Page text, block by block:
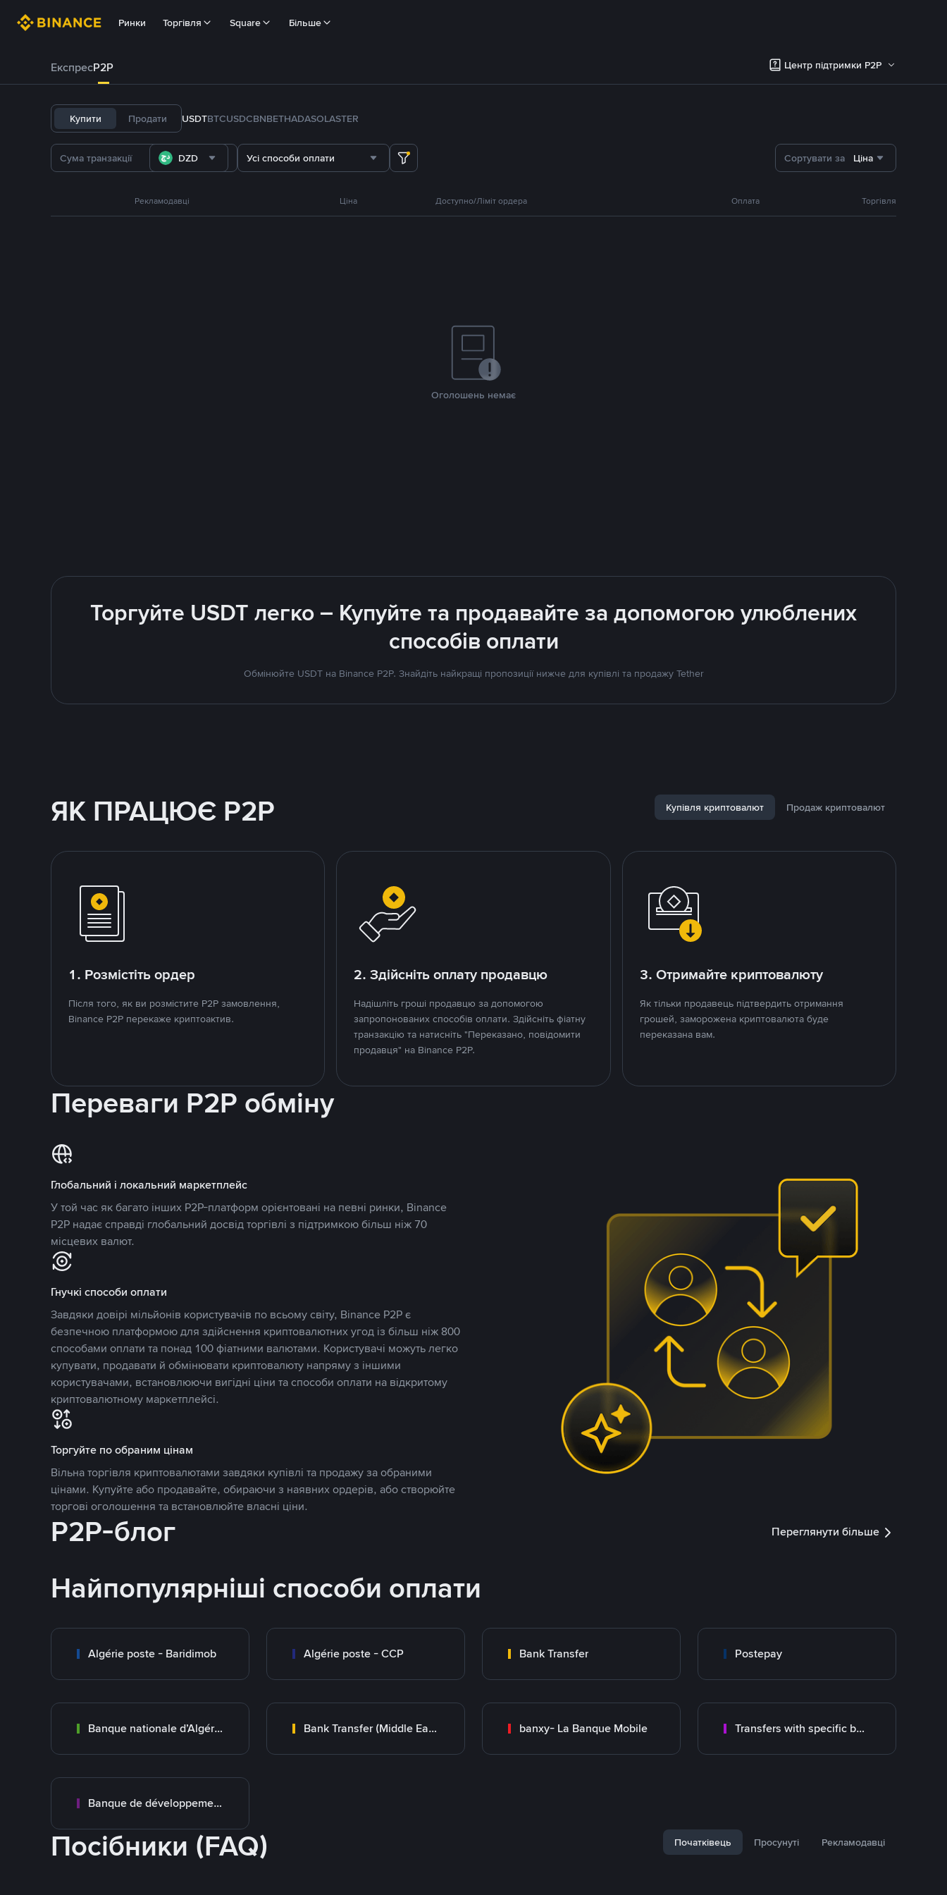
Ринки Торгівля Square Більше
ЕкспресP2P Центр підтримки P2P
Купити Продати USDTBTCUSDCBNBETHADASOLASTER
DZD Усі способи оплати Сортувати за Ціна
Рекламодавці Ціна Доступно/Ліміт ордера Оплата Торгівля
Оголошень немає
Торгуйте USDT легко – Купуйте та продавайте за допомогою улюблених
способів оплати
Обмінюйте USDT на Binance P2P. Знайдіть найкращі пропозиції нижче для купівлі та продажу Tether
ЯК ПРАЦЮЄ P2P Купівля криптовалют Продаж криптовалют
1. Розмістіть ордер
Після того, як ви розмістите P2P замовлення,
Binance P2P перекаже криптоактив.
2. Здійсніть оплату продавцю
Надішліть гроші продавцю за допомогою
запропонованих способів оплати. Здійсніть фіатну
транзакцію та натисніть "Переказано, повідомити
продавця" на Binance P2P.
3. Отримайте криптовалюту
Як тільки продавець підтвердить отримання
грошей, заморожена криптовалюта буде
переказана вам.
Переваги P2P обміну
Глобальний і локальний маркетплейс
У той час як багато інших P2P-платформ орієнтовані на певні ринки, Binance
P2P надає справді глобальний досвід торгівлі з підтримкою більш ніж 70
місцевих валют.
Гнучкі способи оплати
Завдяки довірі мільйонів користувачів по всьому світу, Binance P2P є
безпечною платформою для здійснення криптовалютних угод із більш ніж 800
способами оплати та понад 100 фіатними валютами. Користувачі можуть легко
купувати, продавати й обмінювати криптовалюту напряму з іншими
користувачами, встановлюючи вигідні ціни та способи оплати на відкритому
криптовалютному маркетплейсі.
Торгуйте по обраним цінам
Вільна торгівля криптовалютами завдяки купівлі та продажу за обраними
цінами. Купуйте або продавайте, обираючи з наявних ордерів, або створюйте
торгові оголошення та встановлюйте власні ціни.
P2P-блог Переглянути більше
Найпопулярніші способи оплати
Algérie poste - Baridimob Algérie poste - CCP Bank Transfer Postepay
Banque nationale d’Algérie (BNA) Bank Transfer (Middle East) banxy- La Banque Mobile Transfers with specific bank
Banque de développement local (BDL)
Посібники (FAQ) Початківець Просунуті Рекламодавці